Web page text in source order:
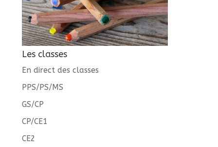
Les classes
En direct des classes
PPS/PS/MS
GS/CP
CP/CE1
CE2